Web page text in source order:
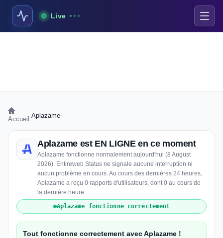
Live
Accueil Aplazame
Aplazame est EN LIGNE en ce moment
Aplazame fonctionne normalement aujourd'hui (8 August
2026). Entireweb Status ne signale aucune interruption ni
aucun problème en cours. Au cours des dernières 24 heures,
Aplazame a reçu 0 rapports d'utilisateurs, dont 0 au cours de
la dernière heure.
Aplazame fonctionne correctement
Tout fonctionne correctement avec Aplazame !